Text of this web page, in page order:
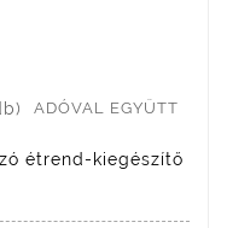
ADÓVAL EGYÜTT
étrend-kiegészítő